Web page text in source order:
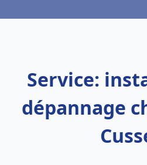
Service:
dépannage